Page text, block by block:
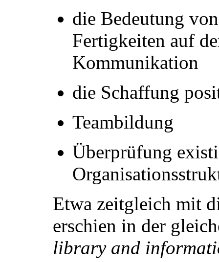
die Bedeutung
Fertigkeiten auf
Kommunikation
die Schaffung
Teambildung
Überprüfung
Etwa zeitgleich mit
erschien in der
library and